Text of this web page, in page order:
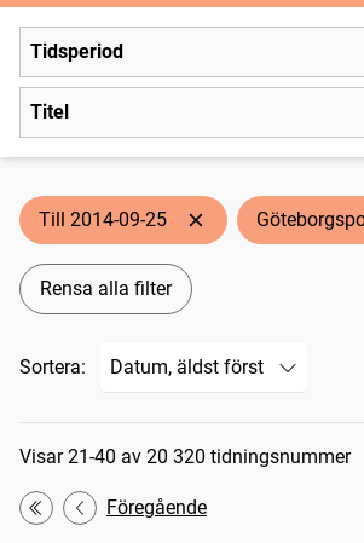
Tidsperiod
Titel
Till 2014-09-25
Rensa alla filter
Sortera:
Sökresultat
Visar 21-40 av 20 320 tidningsnummer
Första
Föregående